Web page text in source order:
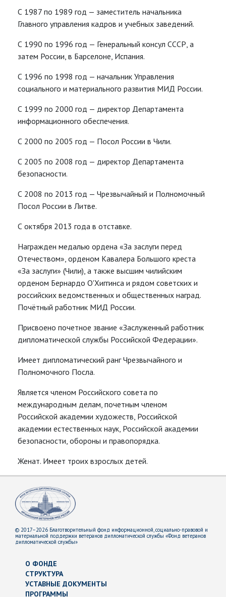
С 1987 по 1989 год — заместитель начальника
Главного управления кадров и учебных заведений.
С 1990 по 1996 год — Генеральный консул СССР, а
затем России, в Барселоне, Испания.
С 1996 по 1998 год — начальник Управления
социального и материального развития МИД России.
С 1999 по 2000 год — директор Департамента
информационного обеспечения.
С 2000 по 2005 год — Посол России в Чили.
С 2005 по 2008 год — директор Департамента
безопасности.
С 2008 по 2013 год — Чрезвычайный и Полномочный
Посол России в Литве.
С октября 2013 года в отставке.
Награжден медалью ордена «За заслуги перед
Отечеством», орденом Кавалера Большого креста
«За заслуги» (Чили), а также высшим чилийским
орденом Бернардо О'Хиггинса и рядом советских и
российских ведомственных и общественных наград.
Почётный работник МИД России.
Присвоено почетное звание «Заслуженный работник
дипломатической службы Российской Федерации».
Имеет дипломатический ранг Чрезвычайного и
Полномочного Посла.
Является членом Российского совета по
международным делам, почетным членом
Российской академии художеств, Российской
академии естественных наук, Российской академии
безопасности, обороны и правопорядка.
Женат. Имеет троих взрослых детей.
© 2017–2026 Благотворительный фонд информационной, социально-правовой и
материальной поддержки ветеранов дипломатической службы «Фонд ветеранов
дипломатической службы»
О ФОНДЕ
СТРУКТУРА
УСТАВНЫЕ ДОКУМЕНТЫ
ПРОГРАММЫ